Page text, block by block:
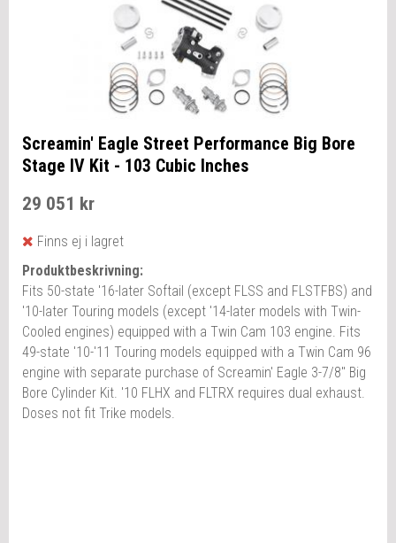
Screamin' Eagle Street Performance Big Bore
Stage IV Kit - 103 Cubic Inches
29 051 kr
Finns ej i lagret
Produktbeskrivning:
Fits 50-state '16-later Softail (except FLSS and FLSTFBS) and
'10-later Touring models (except '14-later models with Twin-
Cooled engines) equipped with a Twin Cam 103 engine. Fits
49-state '10-'11 Touring models equipped with a Twin Cam 96
engine with separate purchase of Screamin' Eagle 3-7/8" Big
Bore Cylinder Kit. '10 FLHX and FLTRX requires dual exhaust.
Doses not fit Trike models.